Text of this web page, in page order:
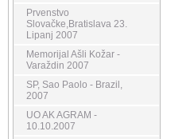
Prvenstvo
Slovačke,Bratislava 23.
Lipanj 2007
Memorijal Ašli Kožar -
Varaždin 2007
SP, Sao Paolo - Brazil,
2007
UO AK AGRAM -
10.10.2007